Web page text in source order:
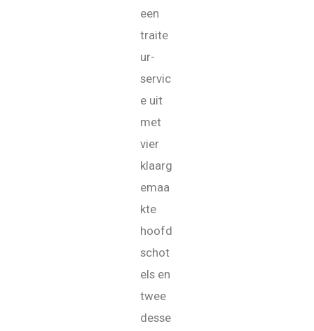
een
traite
ur-
servic
e uit
met
vier
klaarg
emaa
kte
hoofd
schot
els en
twee
desse